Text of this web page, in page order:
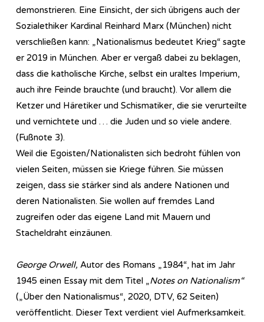
demonstrieren. Eine Einsicht, der sich übrigens auch der
Sozialethiker Kardinal Reinhard Marx (München) nicht
verschließen kann: „Nationalismus bedeutet Krieg“ sagte
er 2019 in München. Aber er vergaß dabei zu beklagen,
dass die katholische Kirche, selbst ein uraltes Imperium,
auch ihre Feinde brauchte (und braucht). Vor allem die
Ketzer und Häretiker und Schismatiker, die sie verurteilte
und vernichtete und … die Juden und so viele andere.
(Fußnote 3).
Weil die Egoisten/Nationalisten sich bedroht fühlen von
vielen Seiten, müssen sie Kriege führen. Sie müssen
zeigen, dass sie stärker sind als andere Nationen und
deren Nationalisten. Sie wollen auf fremdes Land
zugreifen oder das eigene Land mit Mauern und
Stacheldraht einzäunen.
George Orwell, Autor des Romans „1984“, hat im Jahr
1945 einen Essay mit dem Titel „Notes on Nationalism“
(„Über den Nationalismus“, 2020, DTV, 62 Seiten)
veröffentlicht. Dieser Text verdient viel Aufmerksamkeit.